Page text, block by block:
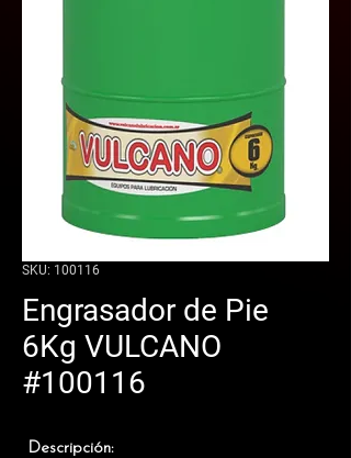
SKU: 100116
Engrasador de Pie
6Kg VULCANO
#100116
Descripción: